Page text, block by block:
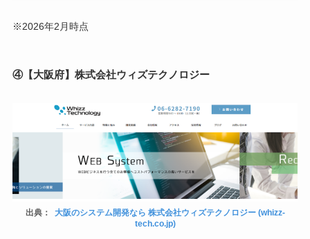
※2026年2月時点
④【大阪府】株式会社ウィズテクノロジー
出典： 大阪のシステム開発なら 株式会社ウィズテクノロジー (whizz-
tech.co.jp)